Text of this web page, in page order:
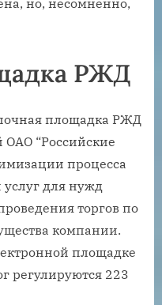
РЖД
площадка РЖД
ОАО “Российские
процесса
услуг для нужд
торгов по
компании.
площадке
регулируются 223